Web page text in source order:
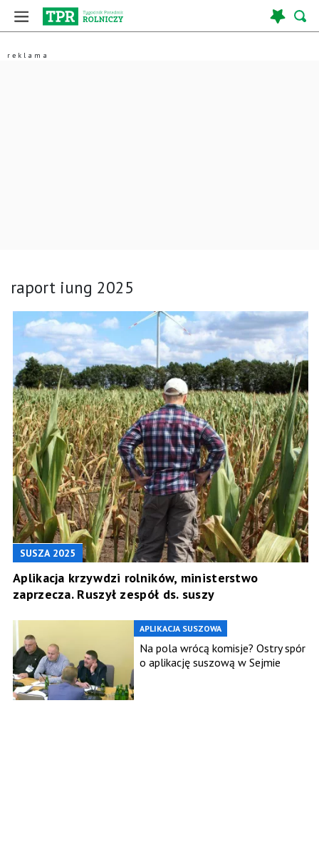
raport iung 2025
SUSZA 2025
Aplikacja krzywdzi rolników, ministerstwo
zaprzecza. Ruszył zespół ds. suszy
APLIKACJA SUSZOWA
Na pola wrócą komisje? Ostry spór
o aplikację suszową w Sejmie